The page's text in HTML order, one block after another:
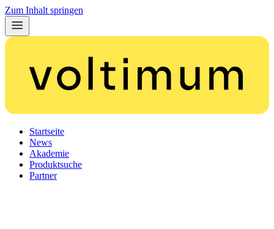
Zum Inhalt springen
Startseite
News
Akademie
Produktsuche
Partner